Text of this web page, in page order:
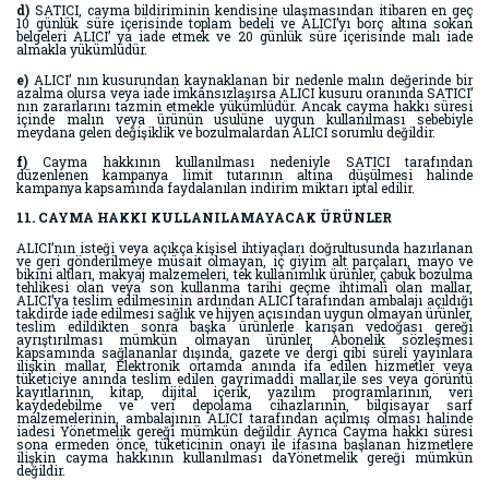
d) SATICI, cayma bildiriminin kendisine ulaşmasından itibaren en geç
10 günlük süre içerisinde toplam bedeli ve ALICI’yı borç altına sokan
belgeleri ALICI’ ya iade etmek ve 20 günlük süre içerisinde malı iade
almakla yükümlüdür.
e) ALICI’ nın kusurundan kaynaklanan bir nedenle malın değerinde bir
azalma olursa veya iade imkânsızlaşırsa ALICI kusuru oranında SATICI’
nın zararlarını tazmin etmekle yükümlüdür. Ancak cayma hakkı süresi
içinde malın veya ürünün usulüne uygun kullanılması sebebiyle
meydana gelen değişiklik ve bozulmalardan ALICI sorumlu değildir.
f) Cayma hakkının kullanılması nedeniyle SATICI tarafından
düzenlenen kampanya limit tutarının altına düşülmesi halinde
kampanya kapsamında faydalanılan indirim miktarı iptal edilir.
11. CAYMA HAKKI KULLANILAMAYACAK ÜRÜNLER
ALICI’nın isteği veya açıkça kişisel ihtiyaçları doğrultusunda hazırlanan
ve geri gönderilmeye müsait olmayan, iç giyim alt parçaları, mayo ve
bikini altları, makyaj malzemeleri, tek kullanımlık ürünler, çabuk bozulma
tehlikesi olan veya son kullanma tarihi geçme ihtimali olan mallar,
ALICI’ya teslim edilmesinin ardından ALICI tarafından ambalajı açıldığı
takdirde iade edilmesi sağlık ve hijyen açısından uygun olmayan ürünler,
teslim edildikten sonra başka ürünlerle karışan vedoğası gereği
ayrıştırılması mümkün olmayan ürünler, Abonelik sözleşmesi
kapsamında sağlananlar dışında, gazete ve dergi gibi süreli yayınlara
ilişkin mallar, Elektronik ortamda anında ifa edilen hizmetler veya
tüketiciye anında teslim edilen gayrimaddi mallar,ile ses veya görüntü
kayıtlarının, kitap, dijital içerik, yazılım programlarının, veri
kaydedebilme ve veri depolama cihazlarının, bilgisayar sarf
malzemelerinin, ambalajının ALICI tarafından açılmış olması halinde
iadesi Yönetmelik gereği mümkün değildir. Ayrıca Cayma hakkı süresi
sona ermeden önce, tüketicinin onayı ile ifasına başlanan hizmetlere
ilişkin cayma hakkının kullanılması daYönetmelik gereği mümkün
değildir.